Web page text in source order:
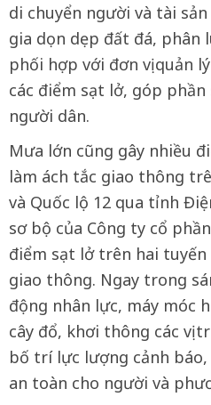
di chuyển người và tài
gia dọn dẹp đất đá, phân
phối hợp với đơn vị quản
các điểm sạt lở, góp phần
người dân.
Mưa lớn cũng gây nhiều
làm ách tắc giao thông
và Quốc lộ 12 qua tỉnh
sơ bộ của Công ty cổ
điểm sạt lở trên hai
giao thông. Ngay trong
động nhân lực, máy móc
cây đổ, khơi thông các vị
bố trí lực lượng cảnh
an toàn cho người và